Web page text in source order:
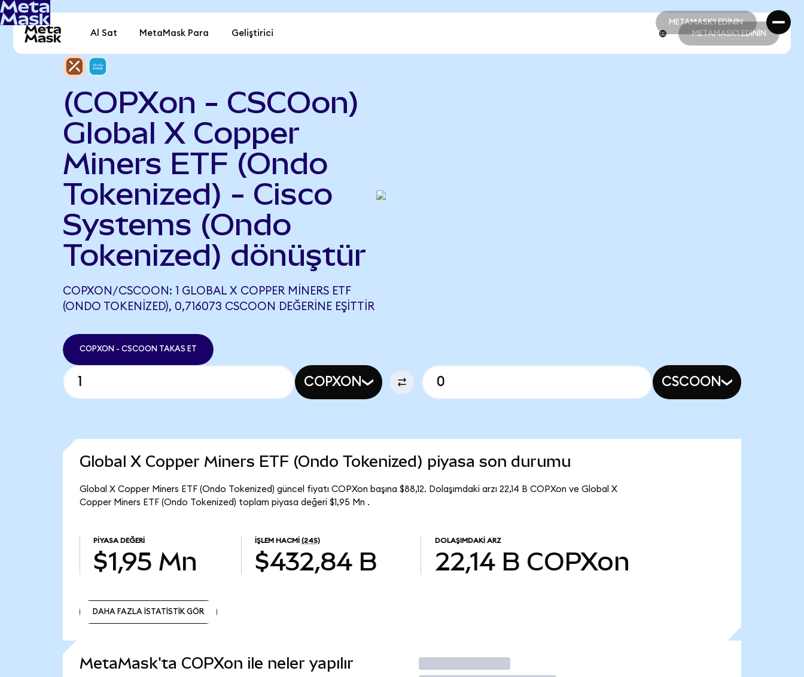
METAMASK'I EDİNİN
METAMASK'I EDİNİN
Al Sat MetaMask Para Geliştirici METAMASK'I EDİNİN
(COPXon - CSCOon)
Global X Copper
Miners ETF (Ondo
Tokenized) - Cisco
Systems (Ondo
Tokenized) dönüştür
COPXON/CSCOON: 1 GLOBAL X COPPER MINERS ETF
(ONDO TOKENIZED), 0,716073 CSCOON DEĞERINE EŞITTIR
COPXON - CSCOON TAKAS ET
COPXON CSCOON
Global X Copper Miners ETF (Ondo Tokenized) piyasa son durumu
Global X Copper Miners ETF (Ondo Tokenized) güncel fiyatı COPXon başına $88,12. Dolaşımdaki arzı 22,14 B COPXon ve Global X
Copper Miners ETF (Ondo Tokenized) toplam piyasa değeri $1,95 Mn .
PIYASA DEĞERI
$1,95 Mn
İŞLEM HACMI (24S)
$432,84 B
DOLAŞIMDAKI ARZ
22,14 B COPXon
DAHA FAZLA İSTATİSTİK GÖR
MetaMask'ta COPXon ile neler yapılır İşlem Yap